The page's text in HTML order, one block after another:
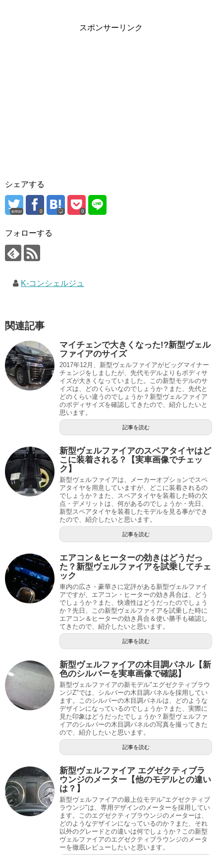
スポンサーリンク
シェアする
error 0 0
フォローする
K-コンシェルジュ
関連記事
マイチェンで大きくなった!?新型ヴェル
ファイアのサイズ
2017年12月、新型ヴェルファイアがビッグマイナー
チェンジをしましたが、先代モデルよりもボディサ
イズが大きくなっていました。この新型モデルのサ
イズは、どのくらいなのでしょうか？また、先代と
どのくらい違うのでしょうか？新型ヴェルファイア
のボディサイズを確認してきたので、紹介したいと
思います。
記事を読む
新型ヴェルファイアのスペアタイヤはど
こに装着される？【実車画像でチェッ
ク】
新型ヴェルファイアは、メーカーオプションでスペ
アタイヤを用意していますが、どこに装着されるの
でしょうか？また、スペアタイヤを装着した時の欠
点・デメリットは、何があるのでしょうか・先日、
新型スペアタイヤを装着したモデルを見る事ができ
たので、紹介したいと思います。
記事を読む
エアコン＆ヒーターの効きはどうだっ
た？新型ヴェルファイアを試乗してチェ
ック
車内の広さ・豪華さに定評がある新型ヴェルファイ
アですが、エアコン・ヒーターの効き具合は、どう
でしょうか？また、快適性はどうだったのでしょう
か？先日、この新型ヴェルファイアを試乗した時に
エアコン＆ヒーターの効き具合＆使い勝手も確認し
てきたので、紹介したいと思います。
記事を読む
新型ヴェルファイアの木目調パネル【新
色のシルバーを実車画像で確認】
新型ヴェルファイアの新モデル"エグゼクティブラウ
ンジZ"では、シルバーの木目調パネルを採用してい
ます。このシルバーの木目調パネルは、どのような
デザインになっているのでしょうか？また、実際に
見た印象はどうだったでしょうか？新型ヴェルファ
イアのシルバーの木目調パネルの写真を撮ってきた
ので、紹介したいと思います。
記事を読む
新型ヴェルファイア エグゼクティブラ
ウンジのメーター【他のモデルとの違い
は？】
新型ヴェルファイアの最上位モデル"エグゼクティブ
ラウンジ"は、専用デザインのメーターを採用してい
ます。このエグゼクティブラウンジのメーターは、
どのようなデザインになっているのか？また、それ
以外のグレードとの違いは何でしょうか？この新型
ヴェルファイアのエグゼクティブラウンジのメータ
ーを徹底レビューしたいと思います。